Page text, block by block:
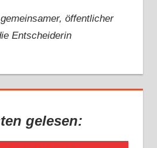
gemeinsamer, öffentlicher
Entscheiderin
gelesen: